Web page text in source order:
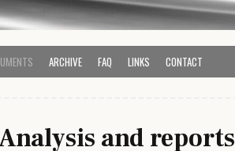
District
ARCHIVE FAQ LINKS CONTACT
and reports